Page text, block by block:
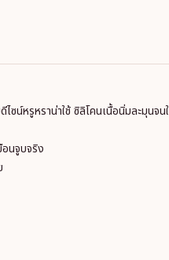
หรูหราน่าใช้ ซิลิโคนเนื้อนิ่มละมุน
นจูบจริง